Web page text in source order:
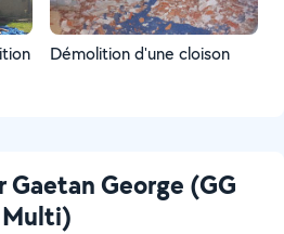
Démolition d'une cloison
Gaetan George (GG
Multi)